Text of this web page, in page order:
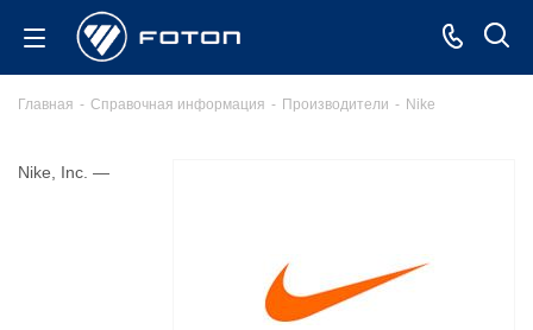
Главная - Справочная информация - Производители - Nike
Nike, Inc. —